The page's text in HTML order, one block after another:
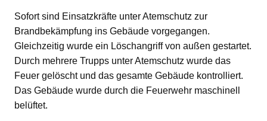
Sofort sind Einsatzkräfte unter Atemschutz zur
Brandbekämpfung ins Gebäude vorgegangen.
Gleichzeitig wurde ein Löschangriff von außen gestartet.
Durch mehrere Trupps unter Atemschutz wurde das
Feuer gelöscht und das gesamte Gebäude kontrolliert.
Das Gebäude wurde durch die Feuerwehr maschinell
belüftet.